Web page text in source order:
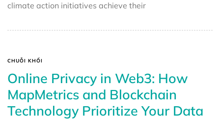
climate action initiatives achieve their
CHUỖI KHỐI
Online Privacy in Web3: How
MapMetrics and Blockchain
Technology Prioritize Your Data